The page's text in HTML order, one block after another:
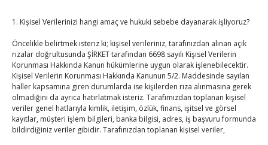
1. Kişisel Verilerinizi hangi amaç ve hukuki sebebe dayanarak işliyoruz?
Öncelikle belirtmek isteriz ki; kişisel verileriniz, tarafınızdan alınan açık
rızalar doğrultusunda ŞİRKET tarafından 6698 sayılı Kişisel Verilerin
Korunması Hakkında Kanun hükümlerine uygun olarak işlenebilecektir.
Kişisel Verilerin Korunması Hakkında Kanunun 5/2. Maddesinde sayılan
haller kapsamına giren durumlarda ise kişilerden rıza alınmasına gerek
olmadığını da ayrıca hatırlatmak isteriz. Tarafımızdan toplanan kişisel
veriler genel hatlarıyla kimlik, iletişim, özlük, finans, işitsel ve görsel
kayıtlar, müşteri işlem bilgileri, banka bilgisi, adres, iş başvuru formunda
bildirdiğiniz veriler gibidir. Tarafınızdan toplanan kişisel veriler,
P
S Ç P C C
P
1
2
3
4 5 6 7 8
9
10
11 12 13 14 15
16
17
18 19 20 21 22
23
24
28 29